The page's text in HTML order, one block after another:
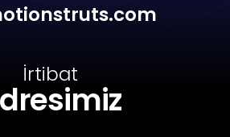
İrtibat